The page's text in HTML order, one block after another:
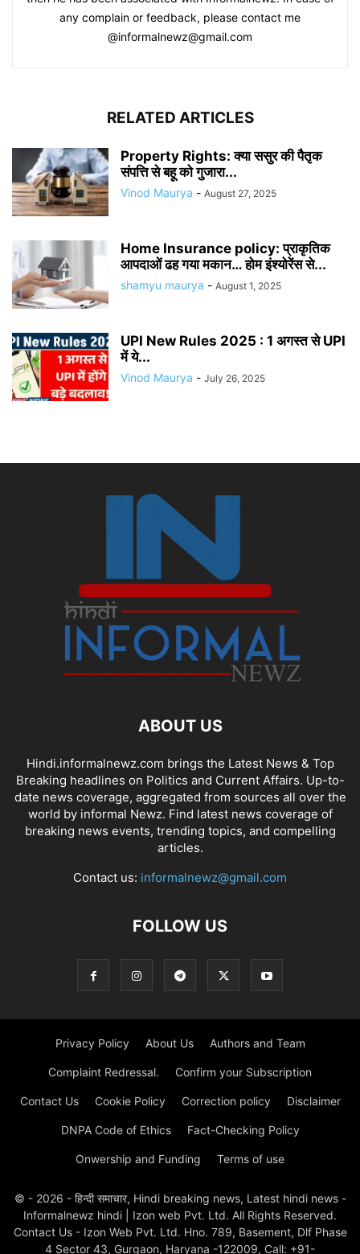
any complain or feedback, please contact me
@informalnewz@gmail.com
RELATED ARTICLES
Property Rights: क्या ससुर की पैतृक
संपत्ति से बहू को गुजारा...
Vinod Maurya - August 27, 2025
Home Insurance policy: प्राकृतिक
आपदाओं ढह गया मकान… होम इंश्योरेंस से...
shamyu maurya - August 1, 2025
UPI New Rules 2025 : 1 अगस्त से UPI
में ये...
Vinod Maurya - July 26, 2025
ABOUT US
Hindi.informalnewz.com brings the Latest News & Top
Breaking headlines on Politics and Current Affairs. Up-to-
date news coverage, aggregated from sources all over the
world by informal Newz. Find latest news coverage of
breaking news events, trending topics, and compelling
articles.
Contact us: informalnewz@gmail.com
FOLLOW US
Privacy Policy About Us Authors and Team
Complaint Redressal. Confirm your Subscription
Contact Us Cookie Policy Correction policy Disclaimer
DNPA Code of Ethics Fact-Checking Policy
Onwership and Funding Terms of use
© - 2026 - हिन्दी समाचार, Hindi breaking news, Latest hindi news -
Informalnewz hindi | Izon web Pvt. Ltd. All Rights Reserved.
Contact Us - Izon Web Pvt. Ltd. Hno. 789, Basement, Dlf Phase
4 Sector 43, Gurgaon, Haryana -122009, Call: +91-